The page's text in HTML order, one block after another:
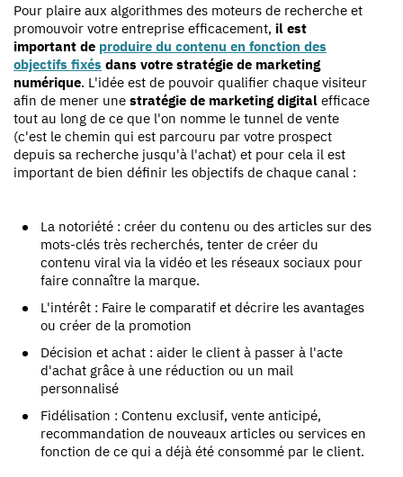
Pour plaire aux algorithmes des moteurs de recherche et
promouvoir votre entreprise efficacement, il est
important de produire du contenu en fonction des
objectifs fixés dans votre stratégie de marketing
numérique. L'idée est de pouvoir qualifier chaque visiteur
afin de mener une stratégie de marketing digital efficace
tout au long de ce que l'on nomme le tunnel de vente
(c'est le chemin qui est parcouru par votre prospect
depuis sa recherche jusqu'à l'achat) et pour cela il est
important de bien définir les objectifs de chaque canal :
La notoriété : créer du contenu ou des articles sur des
mots-clés très recherchés, tenter de créer du
contenu viral via la vidéo et les réseaux sociaux pour
faire connaître la marque.
L'intérêt : Faire le comparatif et décrire les avantages
ou créer de la promotion
Décision et achat : aider le client à passer à l'acte
d'achat grâce à une réduction ou un mail
personnalisé
Fidélisation : Contenu exclusif, vente anticipé,
recommandation de nouveaux articles ou services en
fonction de ce qui a déjà été consommé par le client.